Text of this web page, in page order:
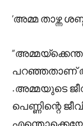
‘അമ്മ താഴ്ന്ന
പറഞ്ഞതാണ്
.അമ്മയുടെ
പെണ്ണിന്റെ